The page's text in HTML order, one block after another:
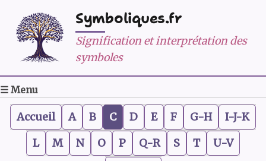
Symboliques.fr
Signification et interprétation des
symboles
☰ Menu
Accueil A B C D E F G-H
I-J-K
L
M N O P Q-R S T
U-V